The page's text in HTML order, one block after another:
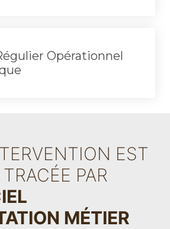
Opérationnel
EST
PAR
MÉTIER